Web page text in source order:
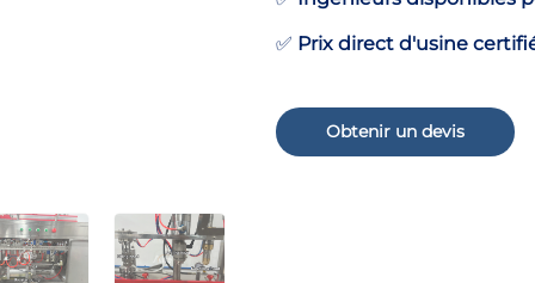
✅ Prix direct d'usine
Obtenir un devis